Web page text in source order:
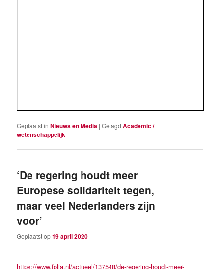
Geplaatst in Nieuws en Media |Getagd Academic /
wetenschappelijk
‘De regering houdt meer
Europese solidariteit tegen,
maar veel Nederlanders zijn
voor’
Geplaatst op19 april 2020
https://www.folia.nl/actueel/137548/de-regering-houdt-meer-